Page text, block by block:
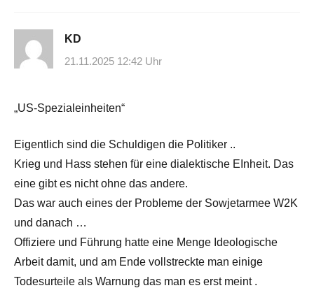
KD
21.11.2025 12:42 Uhr
„US-Spezialeinheiten“
Eigentlich sind die Schuldigen die Politiker ..
Krieg und Hass stehen für eine dialektische EInheit. Das
eine gibt es nicht ohne das andere.
Das war auch eines der Probleme der Sowjetarmee W2K
und danach …
Offiziere und Führung hatte eine Menge Ideologische
Arbeit damit, und am Ende vollstreckte man einige
Todesurteile als Warnung das man es erst meint .